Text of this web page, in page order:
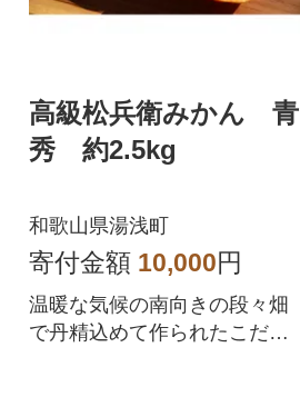
高級松兵衛みかん 青
秀 約2.5kg
和歌山県湯浅町
寄付金額 10,000円
温暖な気候の南向きの段々畑
で丹精込めて作られたこだわ